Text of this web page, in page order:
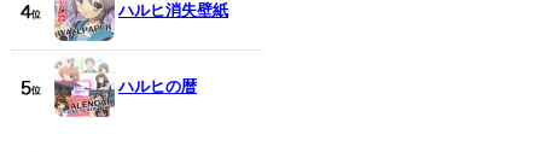
ハルヒ消失壁紙
ハルヒの暦